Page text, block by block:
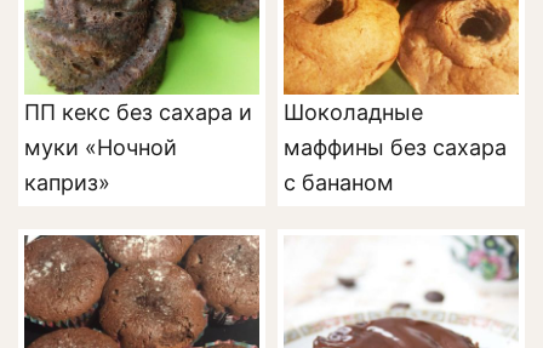
ПП кекс без сахара и
муки «Ночной
каприз»
Шоколадные
маффины без сахара
с бананом